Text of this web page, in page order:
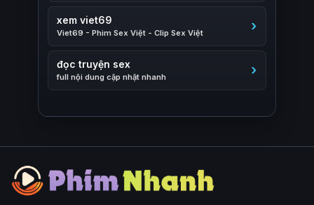
xem viet69
Viet69 - Phim Sex Việt - Clip Sex Việt
đọc truyện sex
full nội dung cập nhật nhanh